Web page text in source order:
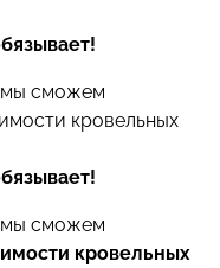
мы сможем
кровельных
мы сможем
кровельных